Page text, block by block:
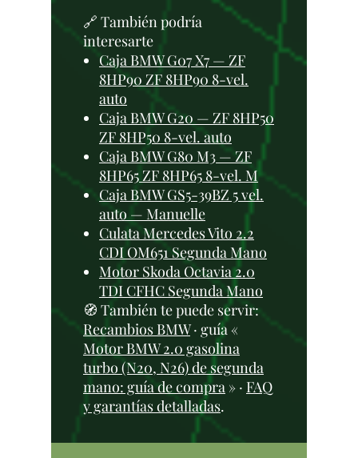
🔗 También podría
interesarte
Caja BMW G07 X7 — ZF
8HP90 ZF 8HP90 8-vel.
auto
Caja BMW G20 — ZF 8HP50
ZF 8HP50 8-vel. auto
Caja BMW G80 M3 — ZF
8HP65 ZF 8HP65 8-vel. M
Caja BMW GS5-39BZ 5 vel.
auto — Manuelle
Culata Mercedes Vito 2.2
CDI OM651 Segunda Mano
Motor Skoda Octavia 2.0
TDI CFHC Segunda Mano
🧭 También te puede servir:
Recambios BMW· guía «
Motor BMW 2.0 gasolina
turbo (N20, N26) de segunda
mano: guía de compra » · FAQ
y garantías detalladas.